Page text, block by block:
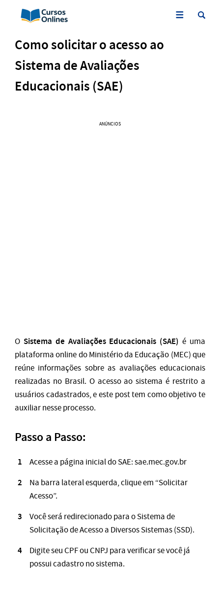
Como solicitar o acesso ao
Sistema de Avaliações
Educacionais (SAE)
ANÚNCIOS
O Sistema de Avaliações Educacionais (SAE) é uma
plataforma online do Ministério da Educação (MEC) que
reúne informações sobre as avaliações educacionais
realizadas no Brasil. O acesso ao sistema é restrito a
usuários cadastrados, e este post tem como objetivo te
auxiliar nesse processo.
Passo a Passo:
Acesse a página inicial do SAE:sae.mec.gov.br
Na barra lateral esquerda, clique em “Solicitar
Acesso”.
Você será redirecionado para o Sistema de
Solicitação de Acesso a Diversos Sistemas (SSD).
Digite seu CPF ou CNPJ para verificar se você já
possui cadastro no sistema.